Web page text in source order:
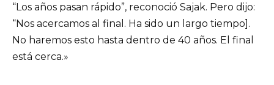
“Los años pasan rápido”, reconoció Sajak. Pero dijo:
“Nos acercamos al final. Ha sido un largo tiempo].
No haremos esto hasta dentro de 40 años. El final
está cerca.»